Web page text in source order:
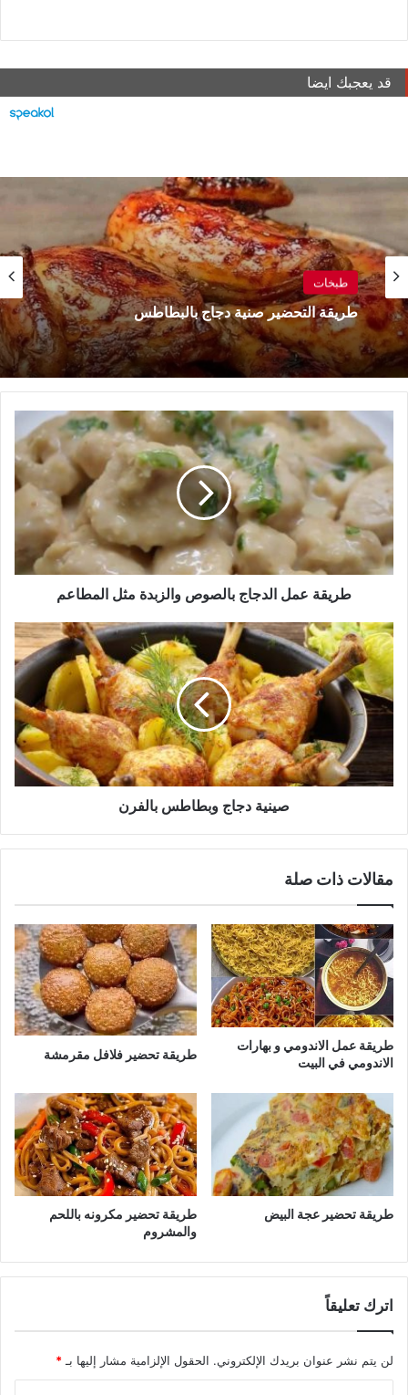
قد يعجبك ايضا
طبخات
طريقة التحضير صنية دجاج بالبطاطس
طريقة
عمل
الدجاج
بالصوص
والزبدة
مثل
المطاعم
طريقة عمل الدجاج بالصوص والزبدة مثل المطاعم
صينية
دجاج
وبطاطس
بالفرن
صينية دجاج وبطاطس بالفرن
مقالات ذات صلة
طريقة عمل الاندومي و بهارات
الاندومي في البيت
طريقة تحضير فلافل مقرمشة
طريقة تحضير عجة البيض
طريقة تحضير مكرونه باللحم
والمشروم
اترك تعليقاً
لن يتم نشر عنوان بريدك الإلكتروني. الحقول الإلزامية مشار إليها بـ *